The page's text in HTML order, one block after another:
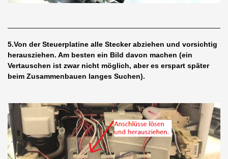
5.Von der Steuerplatine alle Stecker abziehen und vorsichtig
herausziehen. Am besten ein Bild davon machen (ein
Vertauschen ist zwar nicht möglich, aber es erspart später
beim Zusammenbauen langes Suchen).